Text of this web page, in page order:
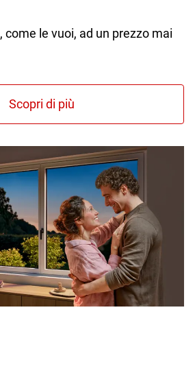
le vuoi, ad un prezzo mai